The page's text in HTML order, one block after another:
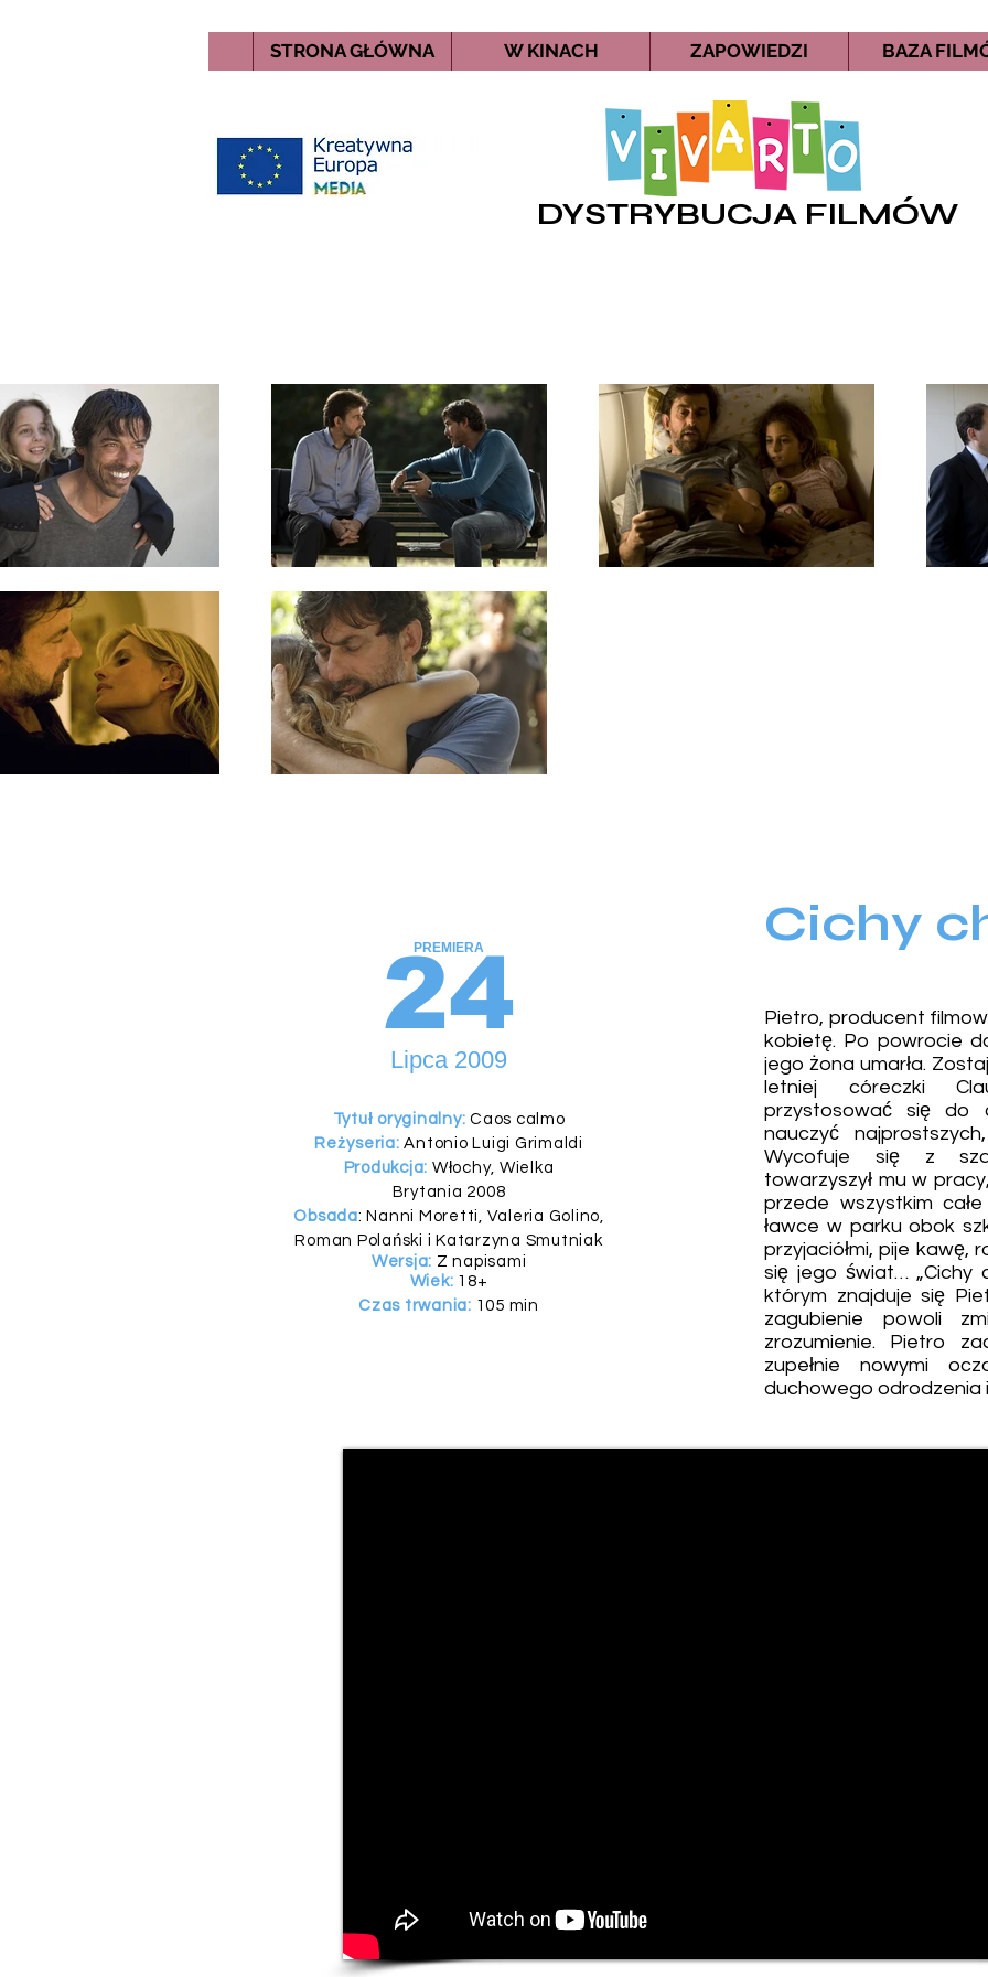
STRONA GŁÓWNA W KINACH ZAPOWIEDZI BAZA
DYSTRYBUCJA FILMÓW
24
Lipca 2009
PREMIERA
Tytuł oryginalny: Caos calmo
Reżyseria: Antonio Luigi Grimaldi
Produkcja: Włochy, Wielka
Brytania 2008
Obsada: Nanni Moretti, Valeria Golino,
Roman Polański i Katarzyna Smutniak
Wersja: Z napisami
Wiek: 18+
Czas trwania: 105 min
Cichy
Pietro, producent
kobietę. Po powrocie
jego żona umarła.
letniej córeczki
przystosować się do
nauczyć
Wycofuje się z
towarzyszył mu w
przede wszystkim
ławce w parku obok
przyjaciółmi, pije kawę,
się jego świat… „Cichy
którym znajduje się
zagubienie powoli
zrozumienie. Pietro
zupełnie nowymi
duchowego odrodzenia